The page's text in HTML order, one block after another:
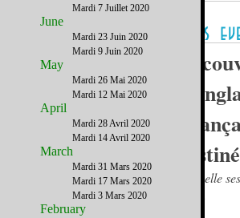
Nouvelle
Mardi 7 Juillet 2020
June
Mardi 23 Juin 2020
Mardi 9 Juin 2020
May
Mardi 26 Mai 2020
Mardi 12 Mai 2020
April
Mardi 28 Avril 2020
Mardi 14 Avril 2020
March
Mardi 31 Mars 2020
Mardi 17 Mars 2020
Mardi 3 Mars 2020
February